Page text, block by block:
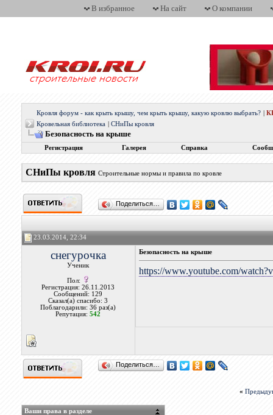
В избранное На сайт О компании
Кровля форум - как крыть крышу, чем крыть крышу, какую кровлю выбрать?
Кровельная библиотека
СНиПы кровля
Безопасность на крыше
Регистрация Галерея Справка
СНиПы кровля Строительные нормы и правила по кровле
Поделиться…
23.03.2014, 22:34
снегурочка
Ученик
Пол:
Регистрация: 26.11.2013
Сообщений: 129
Сказал(а) спасибо: 3
Поблагодарили: 36 раз(а)
Репутация:542
Безопасность на крыше
https://www.youtube.com/
Поделиться…
«
Ваши права в разделе